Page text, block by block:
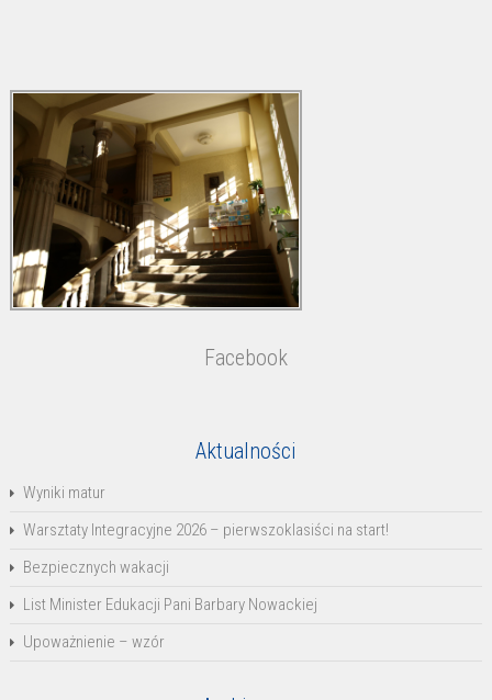
Facebook
Aktualności
Wyniki matur
Warsztaty Integracyjne 2026 – pierwszoklasiści na start!
Bezpiecznych wakacji
List Minister Edukacji Pani Barbary Nowackiej
Upoważnienie – wzór